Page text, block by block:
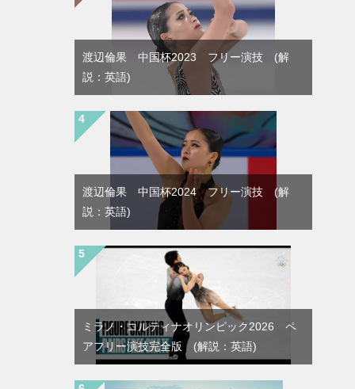
渡辺倫果 中国杯2023 フリー演技 (解
説：英語)
渡辺倫果 中国杯2024 フリー演技 (解
説：英語)
ミラノ・コルティナオリンピック2026 ペ
アフリー演技完全版 (解説：英語)